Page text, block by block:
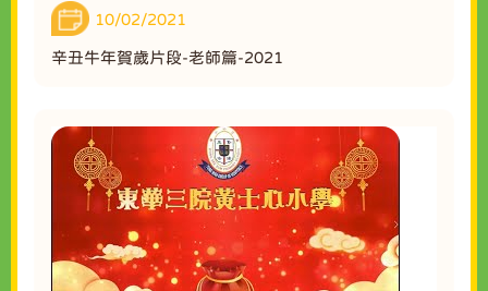
10/02/2021
辛丑牛年賀歲片段-老師篇-2021